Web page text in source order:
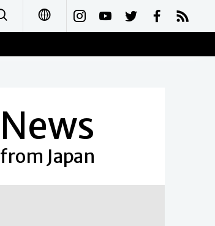
Français
News
from Japan